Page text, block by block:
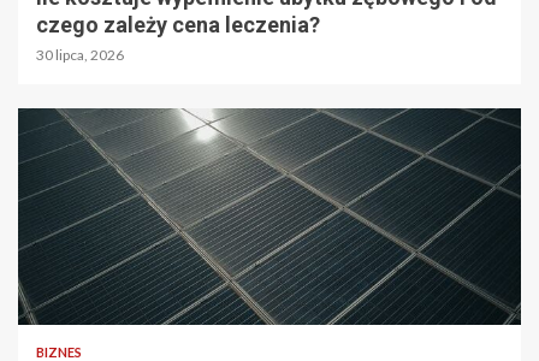
czego zależy cena leczenia?
30 lipca, 2026
BIZNES